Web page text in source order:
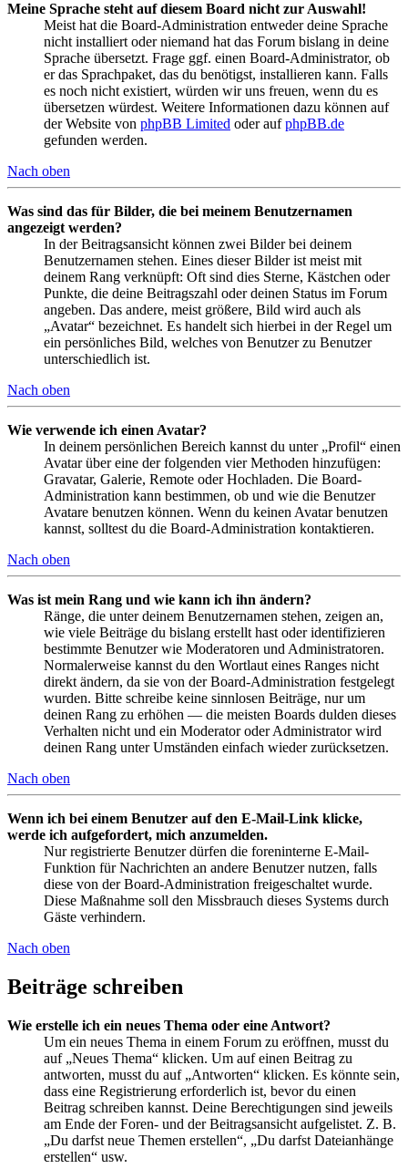
Meine Sprache steht auf diesem Board nicht zur Auswahl!
Meist hat die Board-Administration entweder deine Sprache
nicht installiert oder niemand hat das Forum bislang in deine
Sprache übersetzt. Frage ggf. einen Board-Administrator, ob
er das Sprachpaket, das du benötigst, installieren kann. Falls
es noch nicht existiert, würden wir uns freuen, wenn du es
übersetzen würdest. Weitere Informationen dazu können auf
der Website von phpBB Limited oder aufphpBB.de
gefunden werden.
Nach oben
Was sind das für Bilder, die bei meinem Benutzernamen
angezeigt werden?
In der Beitragsansicht können zwei Bilder bei deinem
Benutzernamen stehen. Eines dieser Bilder ist meist mit
deinem Rang verknüpft: Oft sind dies Sterne, Kästchen oder
Punkte, die deine Beitragszahl oder deinen Status im Forum
angeben. Das andere, meist größere, Bild wird auch als
„Avatar“ bezeichnet. Es handelt sich hierbei in der Regel um
ein persönliches Bild, welches von Benutzer zu Benutzer
unterschiedlich ist.
Nach oben
Wie verwende ich einen Avatar?
In deinem persönlichen Bereich kannst du unter „Profil“ einen
Avatar über eine der folgenden vier Methoden hinzufügen:
Gravatar, Galerie, Remote oder Hochladen. Die Board-
Administration kann bestimmen, ob und wie die Benutzer
Avatare benutzen können. Wenn du keinen Avatar benutzen
kannst, solltest du die Board-Administration kontaktieren.
Nach oben
Was ist mein Rang und wie kann ich ihn ändern?
Ränge, die unter deinem Benutzernamen stehen, zeigen an,
wie viele Beiträge du bislang erstellt hast oder identifizieren
bestimmte Benutzer wie Moderatoren und Administratoren.
Normalerweise kannst du den Wortlaut eines Ranges nicht
direkt ändern, da sie von der Board-Administration festgelegt
wurden. Bitte schreibe keine sinnlosen Beiträge, nur um
deinen Rang zu erhöhen — die meisten Boards dulden dieses
Verhalten nicht und ein Moderator oder Administrator wird
deinen Rang unter Umständen einfach wieder zurücksetzen.
Nach oben
Wenn ich bei einem Benutzer auf den E-Mail-Link klicke,
werde ich aufgefordert, mich anzumelden.
Nur registrierte Benutzer dürfen die foreninterne E-Mail-
Funktion für Nachrichten an andere Benutzer nutzen, falls
diese von der Board-Administration freigeschaltet wurde.
Diese Maßnahme soll den Missbrauch dieses Systems durch
Gäste verhindern.
Nach oben
Beiträge schreiben
Wie erstelle ich ein neues Thema oder eine Antwort?
Um ein neues Thema in einem Forum zu eröffnen, musst du
auf „Neues Thema“ klicken. Um auf einen Beitrag zu
antworten, musst du auf „Antworten“ klicken. Es könnte sein,
dass eine Registrierung erforderlich ist, bevor du einen
Beitrag schreiben kannst. Deine Berechtigungen sind jeweils
am Ende der Foren- und der Beitragsansicht aufgelistet. Z. B.
„Du darfst neue Themen erstellen“, „Du darfst Dateianhänge
erstellen“ usw.